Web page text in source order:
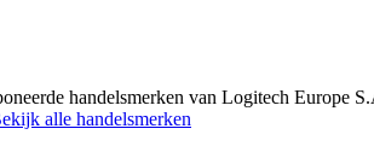
handelsmerken van Logitech Europe
alle handelsmerken